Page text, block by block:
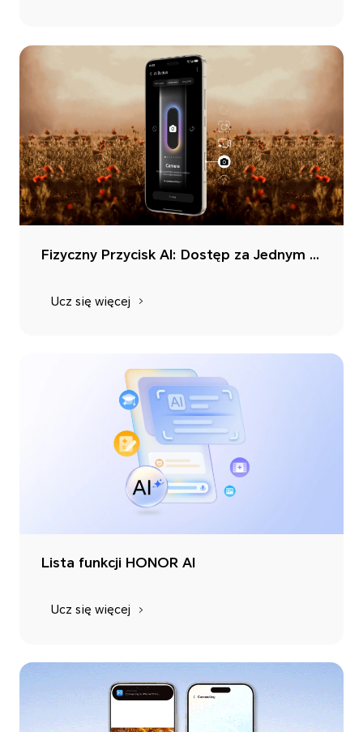
Fizyczny Przycisk AI: Dostęp za Jednym Naciśnięciem
Ucz się więcej
Lista funkcji HONOR AI
Ucz się więcej